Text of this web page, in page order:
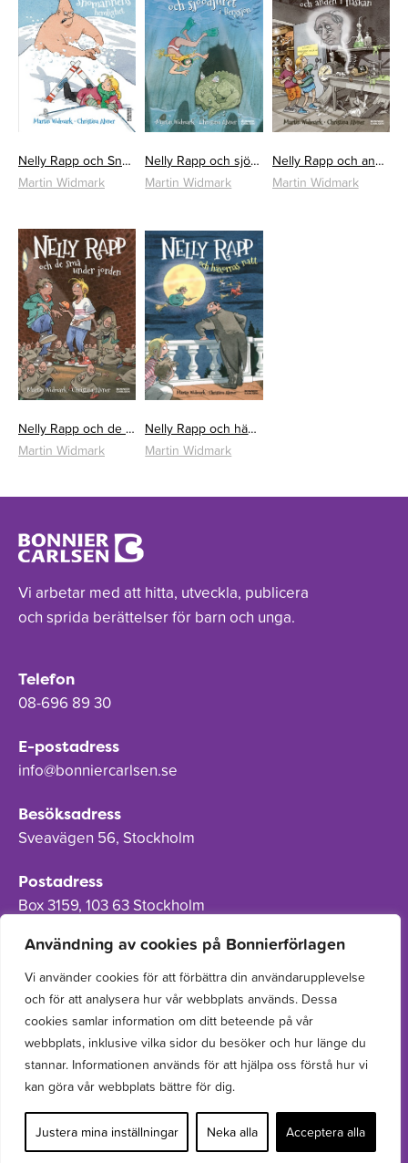
Användning av cookies på Bonnierförlagen
Vi använder cookies för att förbättra din användarupplevelse
och för att analysera hur vår webbplats används. Dessa
cookies samlar information om ditt beteende på vår
webbplats, inklusive vilka sidor du besöker och hur länge du
stannar. Informationen används för att hjälpa oss förstå hur vi
kan göra vår webbplats bättre för dig.
Justera mina inställningar Neka alla Acceptera alla
Nelly Rapp och Snömannens hemlighet
Martin Widmark
Nelly Rapp och sjöodjuret i Bergsjön
Martin Widmark
Nelly Rapp och anden i flaskan
Martin Widmark
Nelly Rapp och de små under jorden
Martin Widmark
Nelly Rapp och häxornas natt
Martin Widmark
Vi arbetar med att hitta, utveckla, publicera
och sprida berättelser för barn och unga.
Telefon
08-696 89 30
E-postadress
info@bonniercarlsen.se
Besöksadress
Sveavägen 56, Stockholm
Postadress
Box 3159, 103 63 Stockholm
Om Bonnierförlagen
Cookies
Integritetspolicy